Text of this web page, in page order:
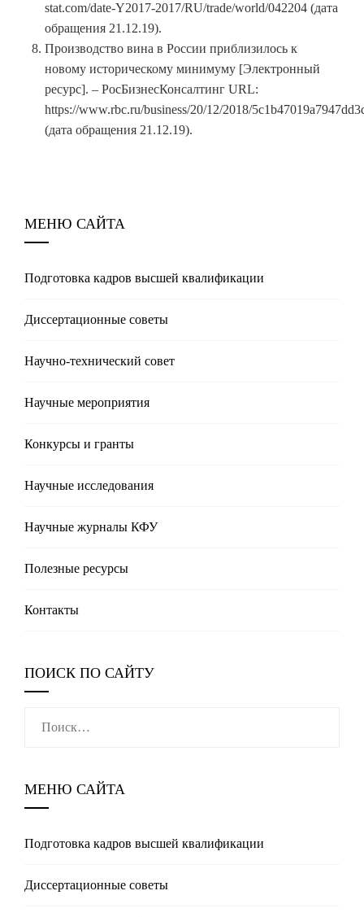
stat.com/date-Y2017-2017/RU/trade/world/042204 (дата
обращения 21.12.19).
Производство вина в России приблизилось к
новому историческому минимуму [Электронный
ресурс]. – РосБизнесКонсалтинг URL:
https://www.rbc.ru/business/20/12/2018/
(дата обращения 21.12.19).
МЕНЮ САЙТА
Подготовка кадров высшей квалификации
Диссертационные советы
Научно-технический совет
Научные мероприятия
Конкурсы и гранты
Научные исследования
Научные журналы КФУ
Полезные реcурсы
Контакты
ПОИСК ПО САЙТУ
МЕНЮ САЙТА
Подготовка кадров высшей квалификации
Диссертационные советы